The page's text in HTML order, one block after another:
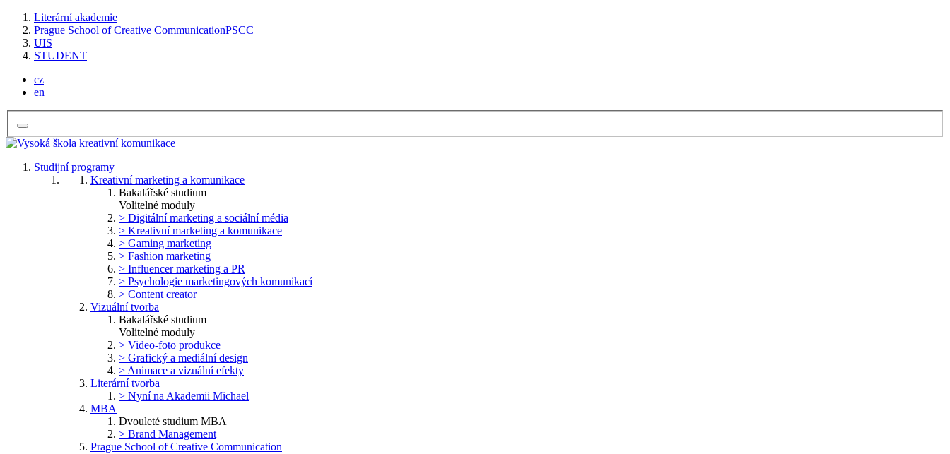
Literární akademie
Prague School of Creative CommunicationPSCC
UIS
STUDENT
cz
en
Studijní programy
Kreativní marketing a komunikace
Bakalářské studium
Volitelné moduly
> Digitální marketing a sociální média
> Kreativní marketing a komunikace
> Gaming marketing
> Fashion marketing
> Influencer marketing a PR
> Psychologie marketingových komunikací
> Content creator
Vizuální tvorba
Bakalářské studium
Volitelné moduly
> Video-foto produkce
> Grafický a mediální design
> Animace a vizuální efekty
Literární tvorba
> Nyní na Akademii Michael
MBA
Dvouleté studium MBA
> Brand Management
Prague School of Creative Communication